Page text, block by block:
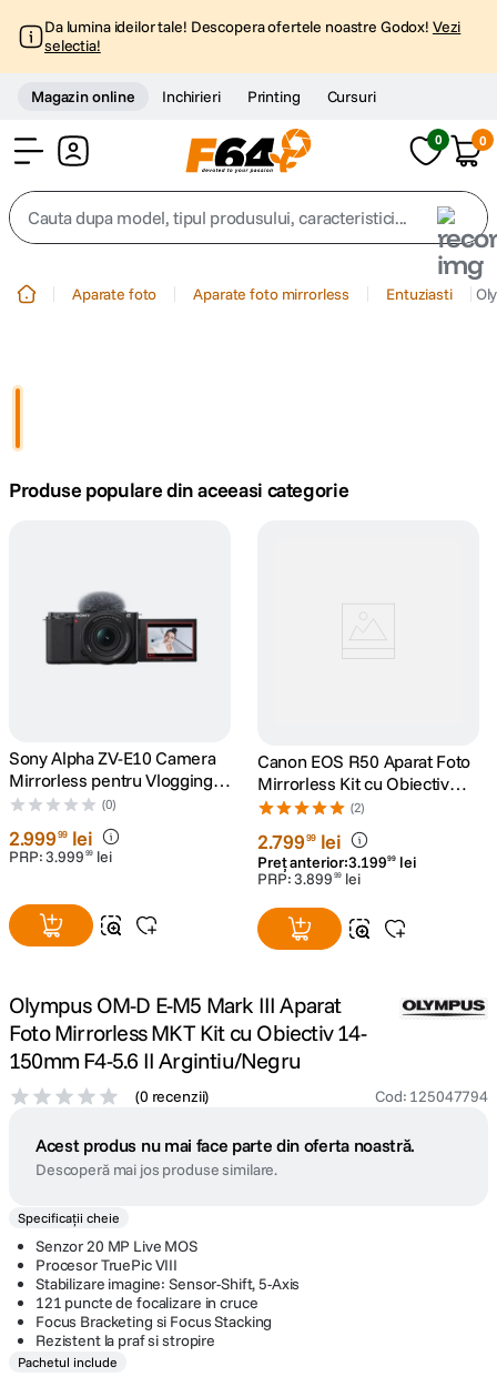
Da lumina ideilor tale! Descopera ofertele noastre Godox! Vezi
selectia!
Magazin online Inchirieri Printing Cursuri
0 0
Cauta dupa model, tipul produsului, caracteristici...
4. peak design
lavaliera
ulanzi
9. card memorie
10 . nou
Aparate foto Aparate foto mirrorless Entuziasti
Produse populare din aceeasi categorie
Sony Alpha ZV-E10 Camera
Mirrorless pentru Vlogging
4K Kit cu Obiectiv 16-50mm
(0)
2.99999 lei
PRP:3.999 99 lei
Canon EOS R50 Aparat Foto
Mirrorless Kit cu Obiectiv
RF-S 18-45mm F4.5-6.3 IS
STM Negru
(2)
2.79999 lei
Preț anterior:3.19999 lei
PRP:3.899 99 lei
Olympus OM-D E-M5 Mark III Aparat
Foto Mirrorless MKT Kit cu Obiectiv 14-
150mm F4-5.6 II Argintiu/Negru
(0 recenzii) Cod: 125047794
Acest produs nu mai face parte din oferta noastră.
Descoperă mai jos produse similare.
Specificații cheie
Senzor 20 MP Live MOS
Procesor TruePic VIII
Stabilizare imagine: Sensor-Shift, 5-Axis
121 puncte de focalizare in cruce
Focus Bracketing si Focus Stacking
Rezistent la praf si stropire
Pachetul include